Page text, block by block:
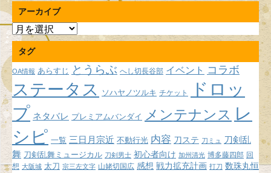
アーカイブ
ア
ー
カタグ
OA情報 あらすじ とうらぶ へし切長谷部 イベント コラボ
ステータス ソハヤノツルキ チケット
ドロッ
プ ネタバレ プレミアムバンダイ メンテナンス レ
シピ 一覧 三日月宗近 不動行光 内容 刀ステ 刀ミュ 刀剣乱
舞 刀剣乱舞ミュージカル 刀剣男士 初心者向け 加州清光 博多藤四郎 回
想 大阪城 太刀 宗三左文字 山姥切国広 感想 戦力拡充計画 打刀 数珠丸恒